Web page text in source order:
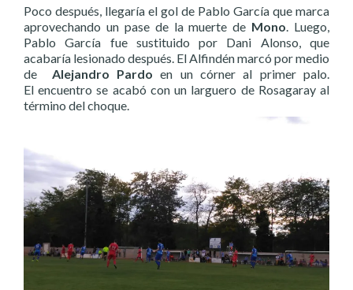
Poco después, llegaría el gol de Pablo García que marca
aprovechando un pase de la muerte de Mono. Luego,
Pablo García fue sustituido por Dani Alonso, que
acabaría lesionado después. El Alfindén marcó por medio
de Alejandro Pardoen un córner al primer palo.
El encuentro se acabó con un larguero de Rosagaray al
término del choque.